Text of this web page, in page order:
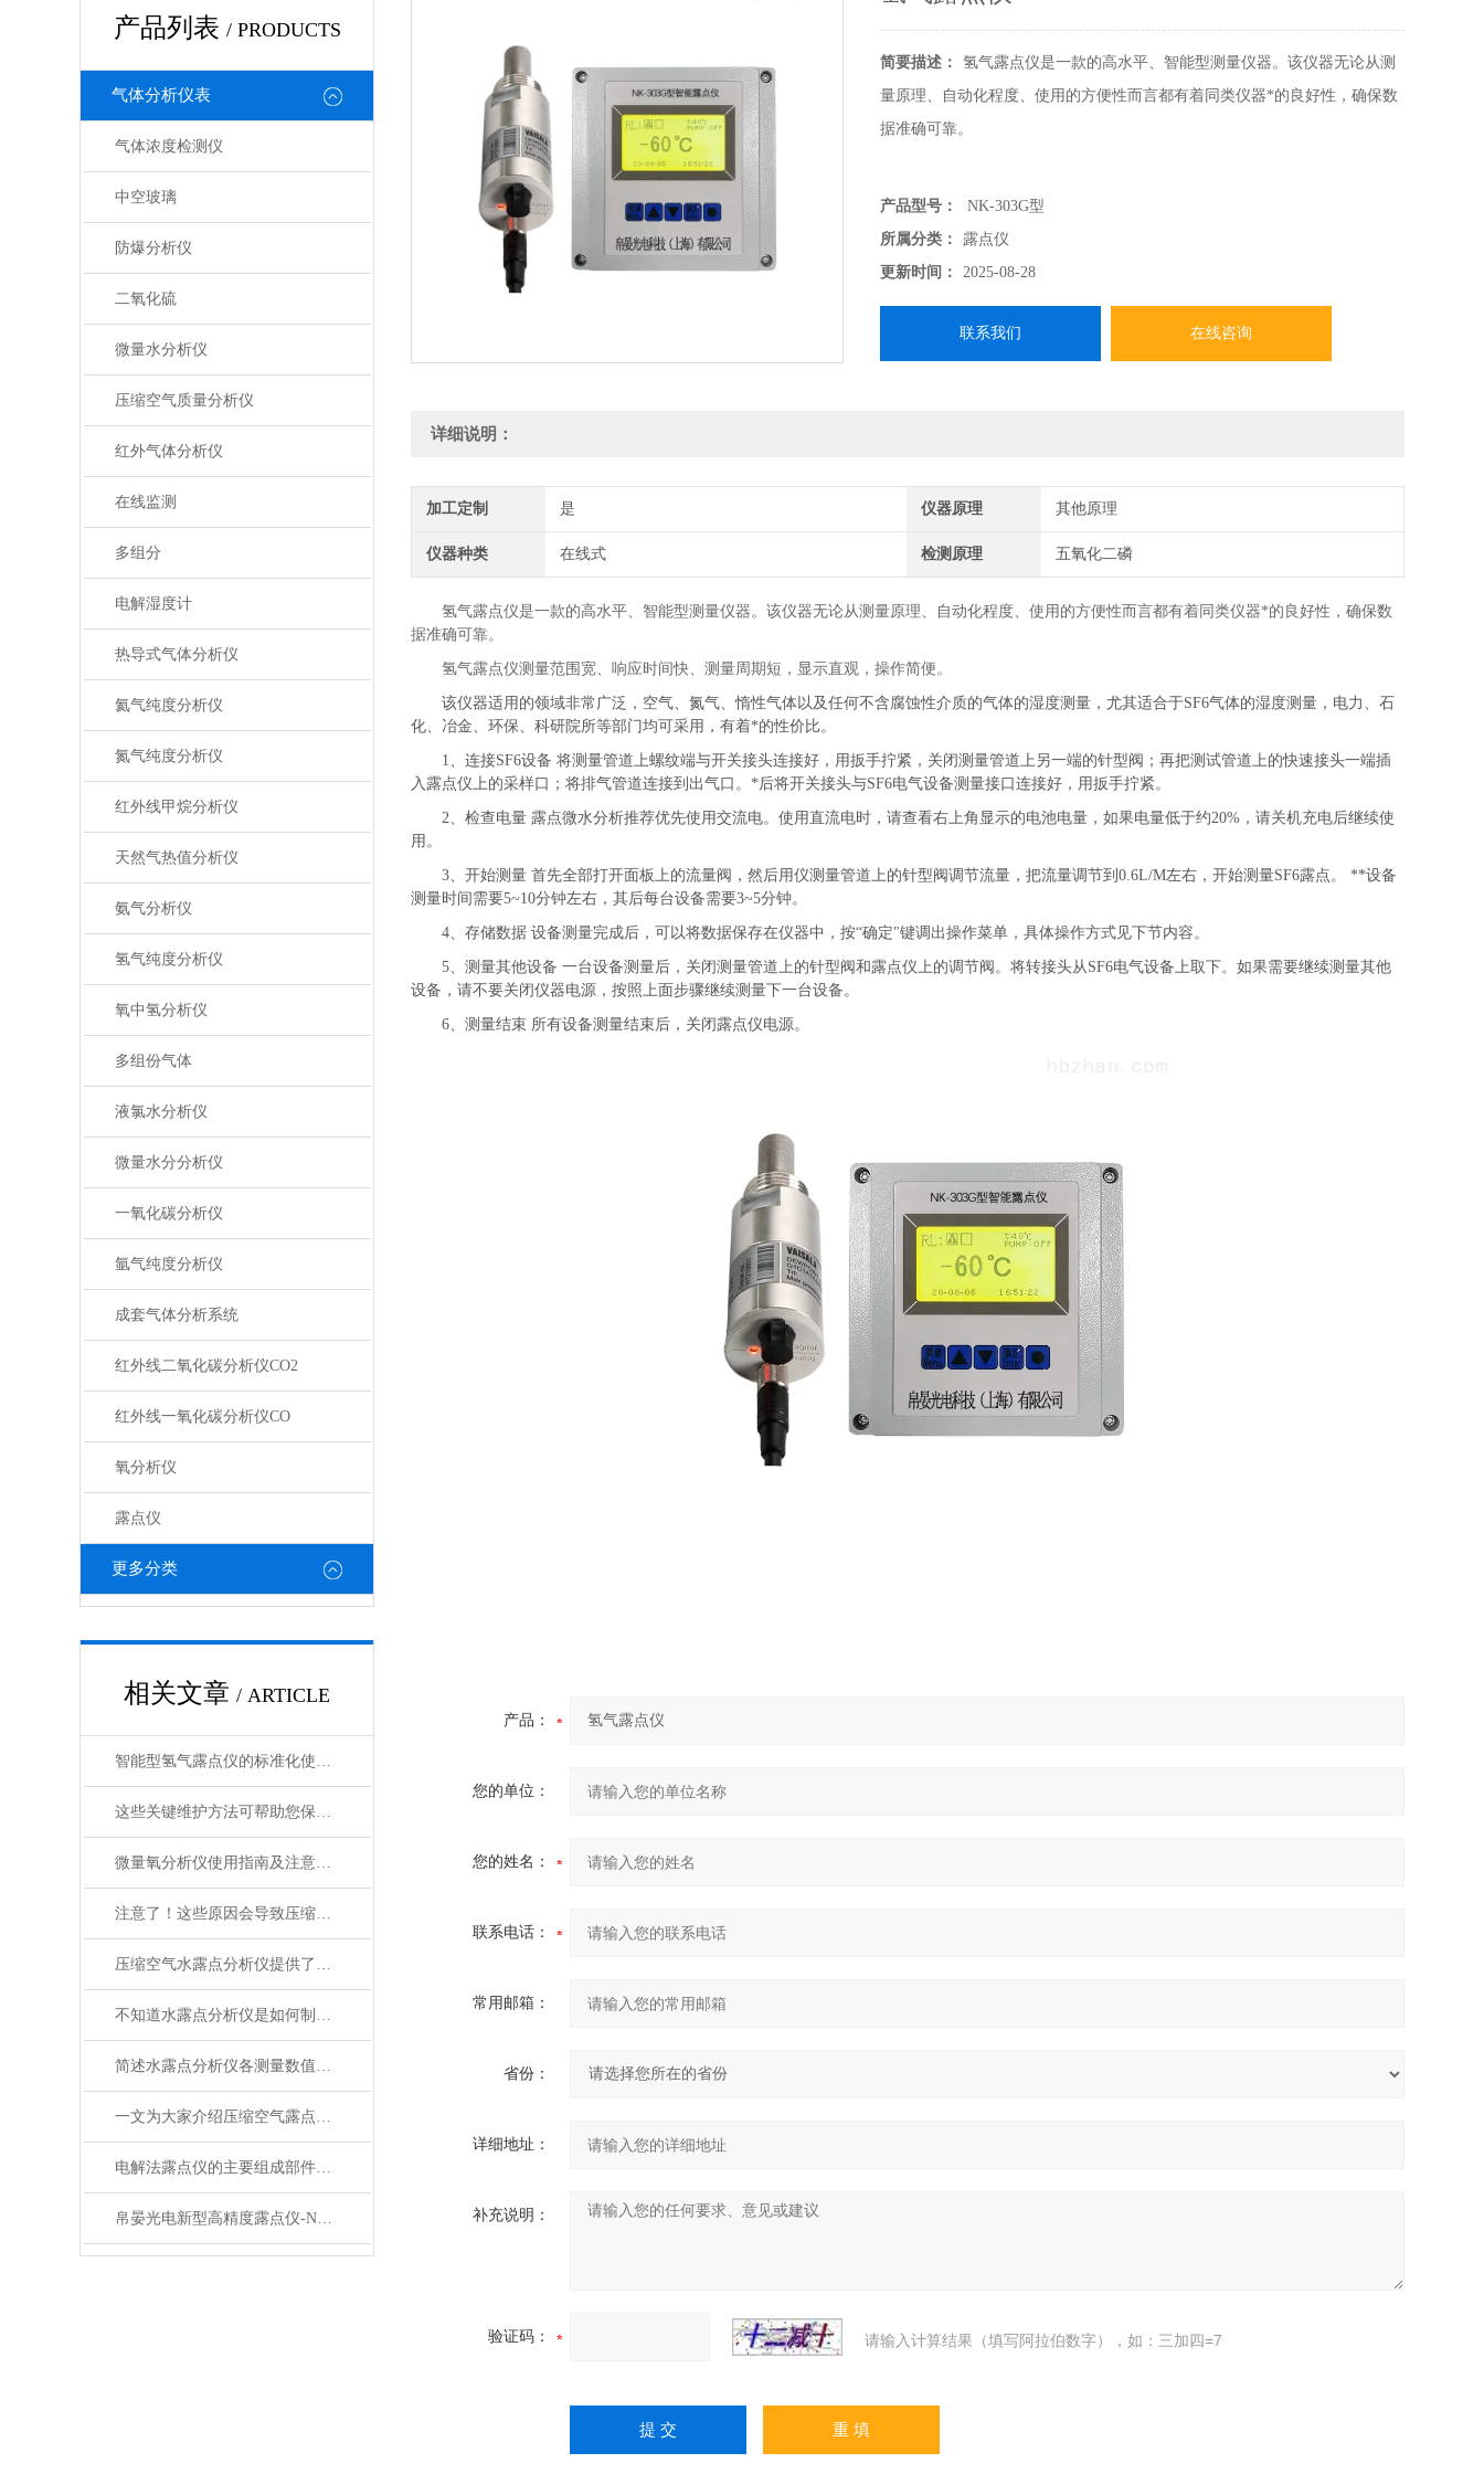
产品列表 / PRODUCTS
气体分析仪表
气体浓度检测仪
中空玻璃
防爆分析仪
二氧化硫
微量水分析仪
压缩空气质量分析仪
红外气体分析仪
在线监测
多组分
电解湿度计
热导式气体分析仪
氦气纯度分析仪
氮气纯度分析仪
红外线甲烷分析仪
天然气热值分析仪
氨气分析仪
氢气纯度分析仪
氧中氢分析仪
多组份气体
液氯水分析仪
微量水分分析仪
一氧化碳分析仪
氩气纯度分析仪
成套气体分析系统
红外线二氧化碳分析仪CO2
红外线一氧化碳分析仪CO
氧分析仪
露点仪
更多分类
相关文章 / ARTICLE
智能型氢气露点仪的标准化使用流程分享
这些关键维护方法可帮助您保持智能型氢气露点仪良好状态
微量氧分析仪使用指南及注意事项
注意了！这些原因会导致压缩空气水露点分析仪出口露点不合格
压缩空气水露点分析仪提供了有效的测试方法
不知道水露点分析仪是如何制冷的？进来看
简述水露点分析仪各测量数值的含义
一文为大家介绍压缩空气露点仪的测量条件选择
电解法露点仪的主要组成部件功能特点分享
帛晏光电新型高精度露点仪-NK-300系列露点仪
简要描述：
氢气露点仪是一款的高水平、智能型测量仪器。该仪器无论从测
量原理、自动化程度、使用的方便性而言都有着同类仪器*的良好性，确保数
据准确可靠。
产品型号：
NK-303G型
所属分类：
露点仪
更新时间：
2025-08-28
联系我们 在线咨询
详细说明：
加工定制 是 仪器原理 其他原理
仪器种类 在线式 检测原理 五氧化二磷
氢气露点仪是一款的高水平、智能型测量仪器。该仪器无论从测量原理、自动化程度、使用的方便性而言都有着同类仪器*的良好性，确保数
据准确可靠。
氢气露点仪测量范围宽、响应时间快、测量周期短，显示直观，操作简便。
该仪器适用的领域非常广泛，空气、氮气、惰性气体以及任何不含腐蚀性介质的气体的湿度测量，尤其适合于SF6气体的湿度测量，电力、石
化、冶金、环保、科研院所等部门均可采用，有着*的性价比。
1、连接SF6设备 将测量管道上螺纹端与开关接头连接好，用扳手拧紧，关闭测量管道上另一端的针型阀；再把测试管道上的快速接头一端插
入露点仪上的采样口；将排气管道连接到出气口。*后将开关接头与SF6电气设备测量接口连接好，用扳手拧紧。
2、检查电量 露点微水分析推荐优先使用交流电。使用直流电时，请查看右上角显示的电池电量，如果电量低于约20%，请关机充电后继续使
用。
3、开始测量 首先全部打开面板上的流量阀，然后用仪测量管道上的针型阀调节流量，把流量调节到0.6L/M左右，开始测量SF6露点。 **设备
测量时间需要5~10分钟左右，其后每台设备需要3~5分钟。
4、存储数据 设备测量完成后，可以将数据保存在仪器中，按“确定"键调出操作菜单，具体操作方式见下节内容。
5、测量其他设备 一台设备测量后，关闭测量管道上的针型阀和露点仪上的调节阀。将转接头从SF6电气设备上取下。如果需要继续测量其他
设备，请不要关闭仪器电源，按照上面步骤继续测量下一台设备。
6、测量结束 所有设备测量结束后，关闭露点仪电源。
产品：
您的单位：
您的姓名：
联系电话：
常用邮箱：
省份：
详细地址：
补充说明：
验证码： 请输入计算结果（填写阿拉伯数字），如：三加四=7